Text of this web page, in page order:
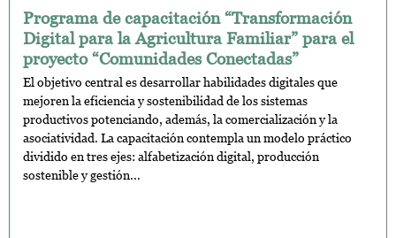
Programa de capacitación “Transformación
Digital para la Agricultura Familiar” para el
proyecto “Comunidades Conectadas”
El objetivo central es desarrollar habilidades digitales que
mejoren la eficiencia y sostenibilidad de los sistemas
productivos potenciando, además, la comercialización y la
asociatividad. La capacitación contempla un modelo práctico
dividido en tres ejes: alfabetización digital, producción
sostenible y gestión...